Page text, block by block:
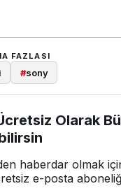
FAZLASI
#sony
Olarak
haberdar olmak
e-posta